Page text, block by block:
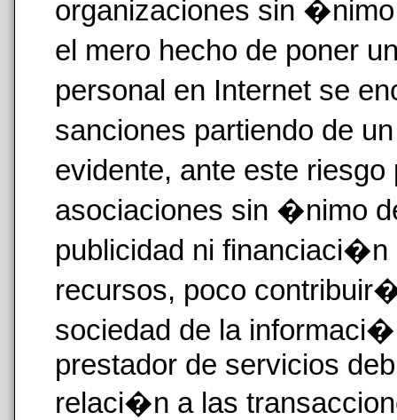
organizaciones sin
el mero hecho de poner
personal en Internet se
sanciones partiendo de
evidente, ante este
asociaciones sin �nimo
publicidad ni financiaci�n
recursos, poco
sociedad de la
prestador de servicios
relaci�n a las